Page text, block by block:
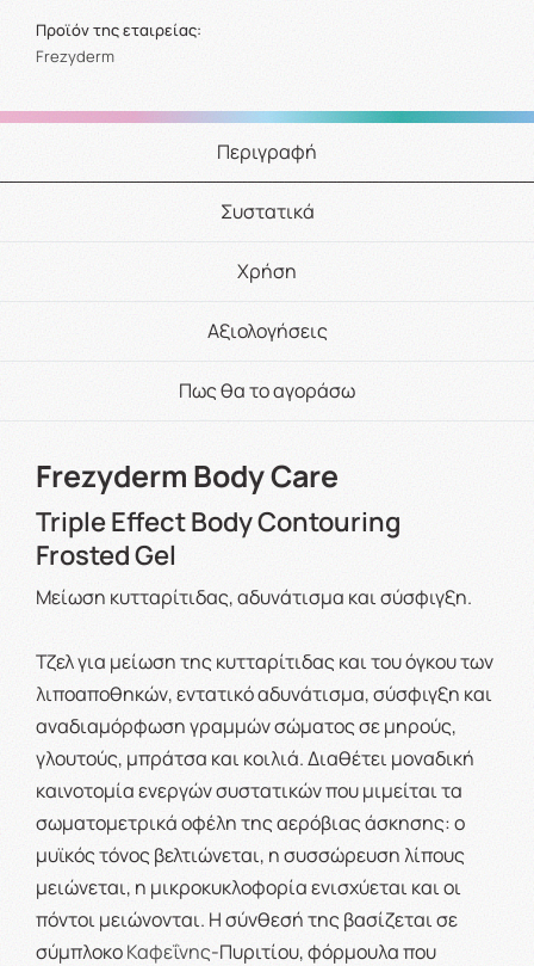
Προϊόν της εταιρείας:
Frezyderm
Περιγραφή
Συστατικά
Χρήση
Αξιολογήσεις
Πως θα το αγοράσω
Frezyderm Body Care
Triple Effect Body Contouring
Frosted Gel
Μείωση κυτταρίτιδας, αδυνάτισμα και σύσφιγξη.
Τζελ για μείωση της κυτταρίτιδας και του όγκου των
λιποαποθηκών, εντατικό αδυνάτισμα, σύσφιγξη και
αναδιαμόρφωση γραμμών σώματος σε μηρούς,
γλουτούς, μπράτσα και κοιλιά. Διαθέτει μοναδική
καινοτομία ενεργών συστατικών που μιμείται τα
σωματομετρικά οφέλη της αερόβιας άσκησης: ο
μυϊκός τόνος βελτιώνεται, η συσσώρευση λίπους
μειώνεται, η μικροκυκλοφορία ενισχύεται και οι
πόντοι μειώνονται. Η σύνθεσή της βασίζεται σε
σύμπλοκοΚαφεΐνης-Πυριτίου, φόρμουλα που